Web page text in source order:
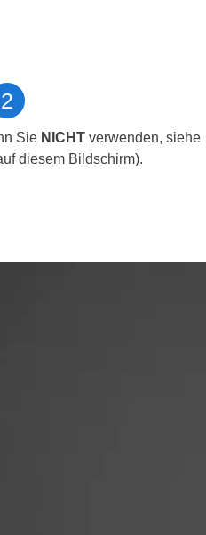
2
Sie NICHT verwenden, siehe
diesem Bildschirm).